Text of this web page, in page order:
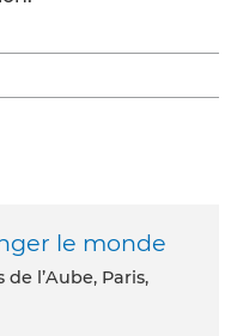
le monde